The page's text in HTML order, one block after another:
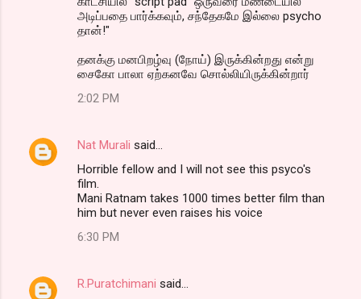
அடிப்பதை பார்க்கவும், சந்தேகமே இல்லை psycho
தான்!"
தனக்கு மனபிறழ்வு (நோய்) இருக்கின்றது என்று
சைகோ பாலா ஏற்கனவே சொல்லியிருக்கின்றார்
2:02 PM
Nat Murali said…
Horrible fellow and I will not see this psyco's
film.
Mani Ratnam takes 1000 times better film than
him but never even raises his voice
6:30 PM
R.Puratchimani said…